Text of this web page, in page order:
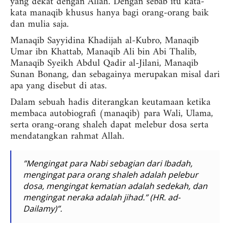
kata manaqib khusus hanya bagi orang-orang baik
dan mulia saja.
Manaqib Sayyidina Khadijah al-Kubro, Manaqib
Umar ibn Khattab, Manaqib Ali bin Abi Thalib,
Manaqib Syeikh Abdul Qadir al-Jilani, Manaqib
Sunan Bonang, dan sebagainya merupakan misal dari
apa yang disebut di atas.
Dalam sebuah hadis diterangkan keutamaan ketika
membaca autobiografi (manaqib) para Wali, Ulama,
serta orang-orang shaleh dapat melebur dosa serta
mendatangkan rahmat Allah.
”Mengingat para Nabi sebagian dari Ibadah,
mengingat para orang shaleh adalah pelebur
dosa, mengingat kematian adalah sedekah, dan
mengingat neraka adalah jihad.” (HR. ad-
Dailamy)”.